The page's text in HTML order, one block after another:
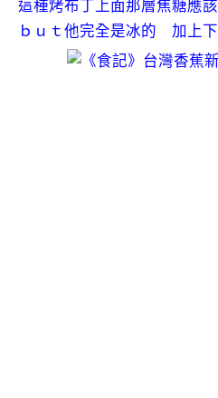
這種烤布丁上面那層焦糖應
ｂｕｔ他完全是冰的 加上